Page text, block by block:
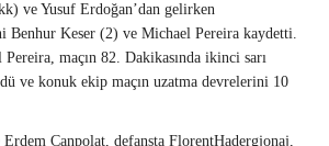
ve Yusuf Erdoğan’dan gelirken
Benhur Keser (2) ve Michael Pereira kaydetti.
maçın 82. Dakikasında ikinci sarı
ve konuk ekip maçın uzatma devrelerini 10
Erdem Canpolat, defansta FlorentHadergjonaj,